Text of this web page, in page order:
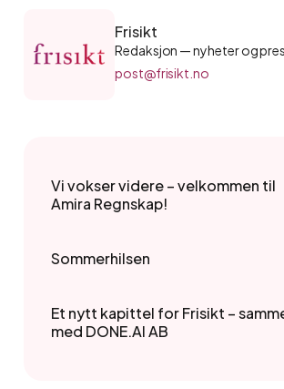
Frisikt
Redaksjon — nyheter og
post@frisikt.no
Vi vokser videre – velkommen til
Amira Regnskap!
Sommerhilsen
Et nytt kapittel for Frisikt –
med DONE.AI AB